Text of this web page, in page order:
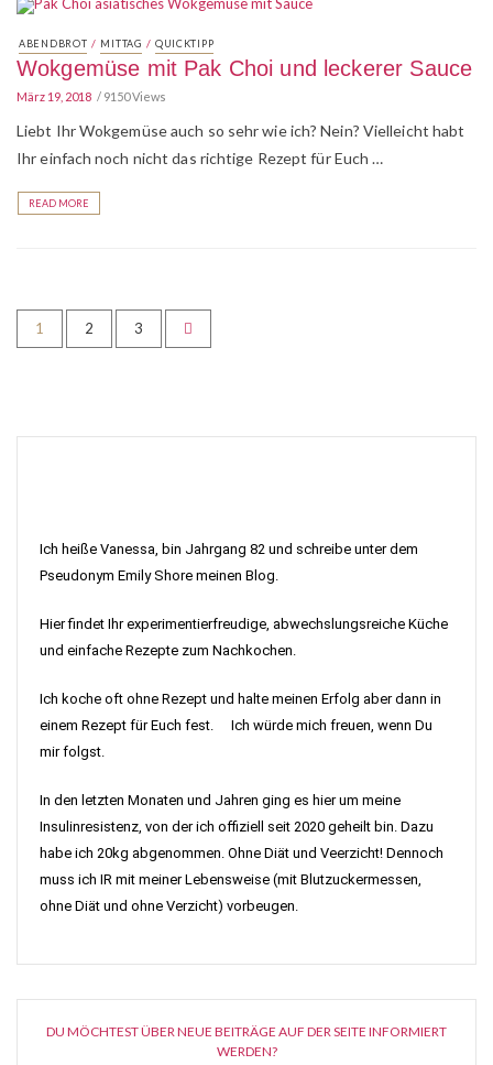
ABENDBROT / MITTAG / QUICKTIPP
Wokgemüse mit Pak Choi und leckerer Sauce
März 19, 2018 9150 Views
Liebt Ihr Wokgemüse auch so sehr wie ich? Nein? Vielleicht habt
Ihr einfach noch nicht das richtige Rezept für Euch …
READ MORE
1 2 3
Ich heiße Vanessa, bin Jahrgang 82 und schreibe unter dem
Pseudonym Emily Shore meinen Blog.
Hier findet Ihr experimentierfreudige, abwechslungsreiche Küche
und einfache Rezepte zum Nachkochen.
Ich koche oft ohne Rezept und halte meinen Erfolg aber dann in
einem Rezept für Euch fest. Ich würde mich freuen, wenn Du
mir folgst.
In den letzten Monaten und Jahren ging es hier um meine
Insulinresistenz, von der ich offiziell seit 2020 geheilt bin. Dazu
habe ich 20kg abgenommen. Ohne Diät und Veerzicht! Dennoch
muss ich IR mit meiner Lebensweise (mit Blutzuckermessen,
ohne Diät und ohne Verzicht) vorbeugen.
DU MÖCHTEST ÜBER NEUE BEITRÄGE AUF DER SEITE INFORMIERT
WERDEN?